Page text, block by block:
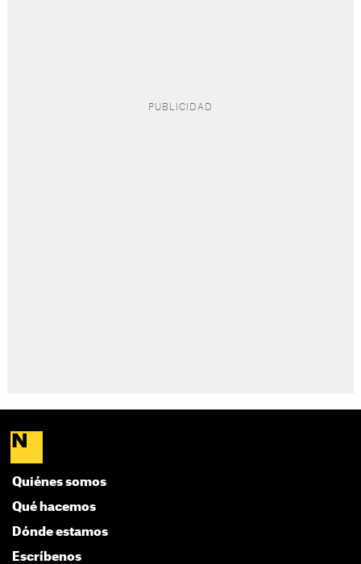
Quiénes somos
Qué hacemos
Dónde estamos
Escríbenos